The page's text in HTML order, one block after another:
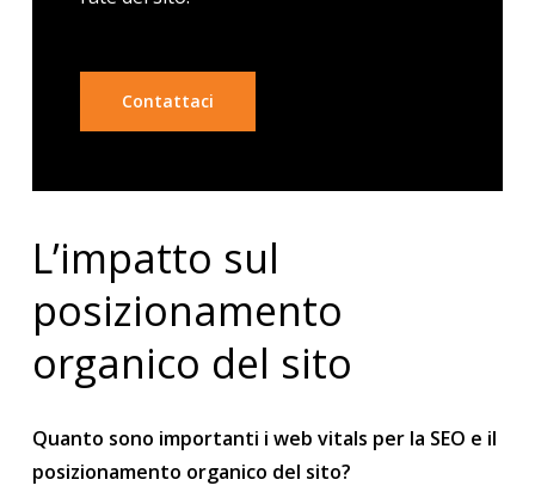
Contattaci
L’impatto sul
posizionamento
organico del sito
Quanto sono importanti i web vitals per la SEO e il
posizionamento organico del sito?